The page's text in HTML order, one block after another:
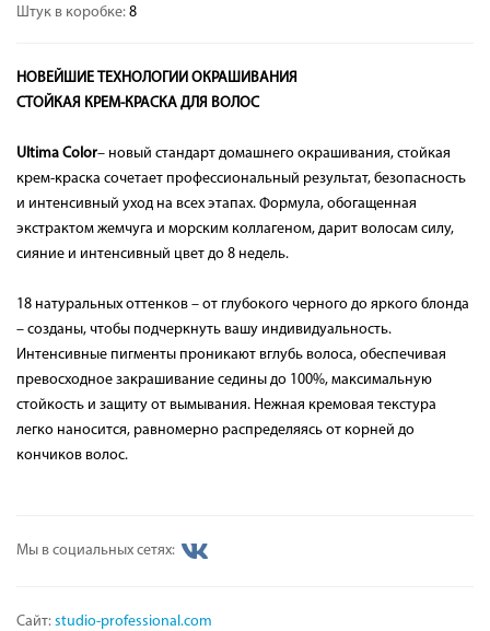
Штук в коробке: 8
НОВЕЙШИЕ ТЕХНОЛОГИИ ОКРАШИВАНИЯ
СТОЙКАЯ КРЕМ-КРАСКА ДЛЯ ВОЛОС
Ultima Color– новый стандарт домашнего окрашивания, стойкая
крем-краска сочетает профессиональный результат, безопасность
и интенсивный уход на всех этапах. Формула, обогащенная
экстрактом жемчуга и морским коллагеном, дарит волосам силу,
сияние и интенсивный цвет до 8 недель.
18 натуральных оттенков – от глубокого черного до яркого блонда
– созданы, чтобы подчеркнуть вашу индивидуальность.
Интенсивные пигменты проникают вглубь волоса, обеспечивая
превосходное закрашивание седины до 100%, максимальную
стойкость и защиту от вымывания. Нежная кремовая текстура
легко наносится, равномерно распределяясь от корней до
кончиков волос.
Мы в социальных сетях:
Сайт: studio-professional.com